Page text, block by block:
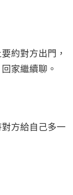
約對方出門，
家繼續聊。
方給自己多一